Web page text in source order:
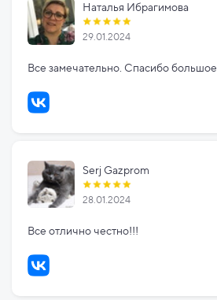
Наталья Ибрагимова
29.01.2024
Все замечательно. Спасибо большое
Serj Gazprom
28.01.2024
Все отлично честно!!!